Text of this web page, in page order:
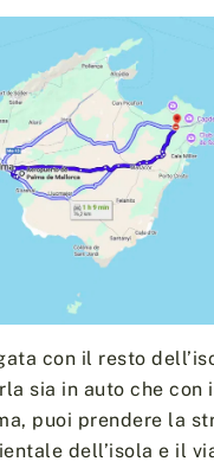
con il resto
sia in auto che con
puoi prendere la
dell’isola e il